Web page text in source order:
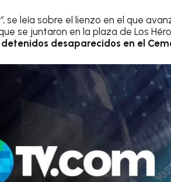
se leía sobre el lienzo en el que
se juntaron en la plaza de Los
desaparecidos en el